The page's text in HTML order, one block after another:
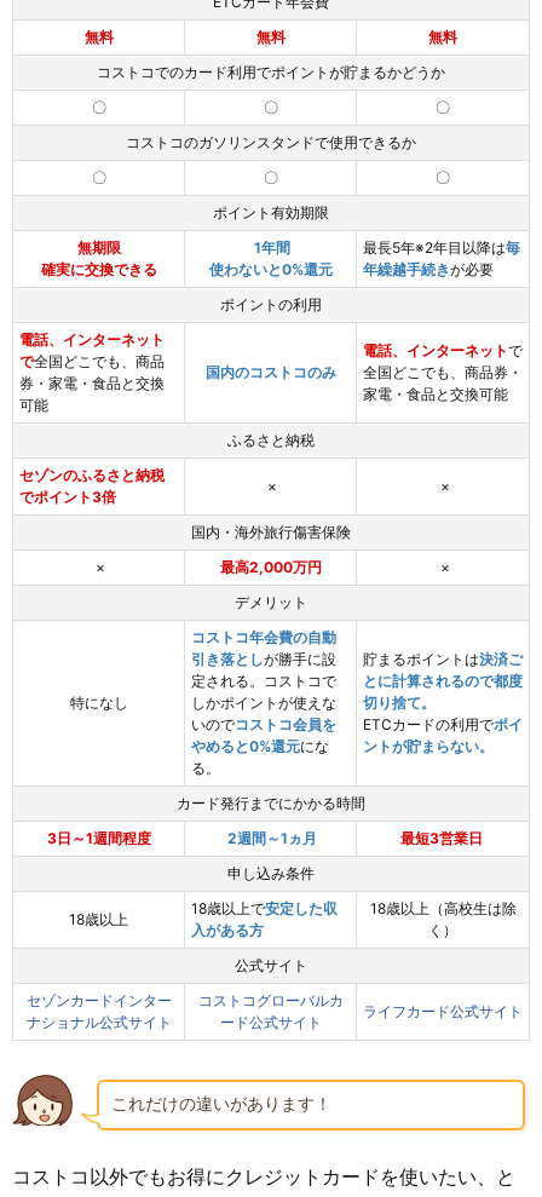
無料
無料
無料
コストコでのカード利用でポイントが貯まるかどうか
〇
〇
〇
コストコのガソリンスタンドで使用できるか
〇
〇
〇
ポイント有効期限
無期限
確実に交換できる
1年間
使わないと0%還元
最長5年※2年目以降は毎
年繰越手続きが必要
ポイントの利用
電話、インターネット
で全国どこでも、商品
券・家電・食品と交換
可能
国内のコストコのみ
電話、インターネットで
全国どこでも、商品券・
家電・食品と交換可能
ふるさと納税
セゾンのふるさと納税
でポイント3倍
× ×
国内・海外旅行傷害保険
×
最高2,000万円
×
デメリット
特になし
コストコ年会費の自動
引き落としが勝手に設
定される。コストコで
しかポイントが使えな
いのでコストコ会員を
やめると0%還元にな
る。
貯まるポイントは決済ご
とに計算されるので都度
切り捨て。
ETCカードの利用でポイ
ントが貯まらない。
カード発行までにかかる時間
3日～1週間程度
2週間～1ヵ月
最短3営業日
申し込み条件
18歳以上
18歳以上で安定した収
入がある方
18歳以上（高校生は除
く）
公式サイト
セゾンカードインター
ナショナル公式サイト
コストコグローバルカ
ード公式サイト
ライフカード公式サイト
これだけの違いがあります！
コストコ以外でもお得にクレジットカードを使いたい、と